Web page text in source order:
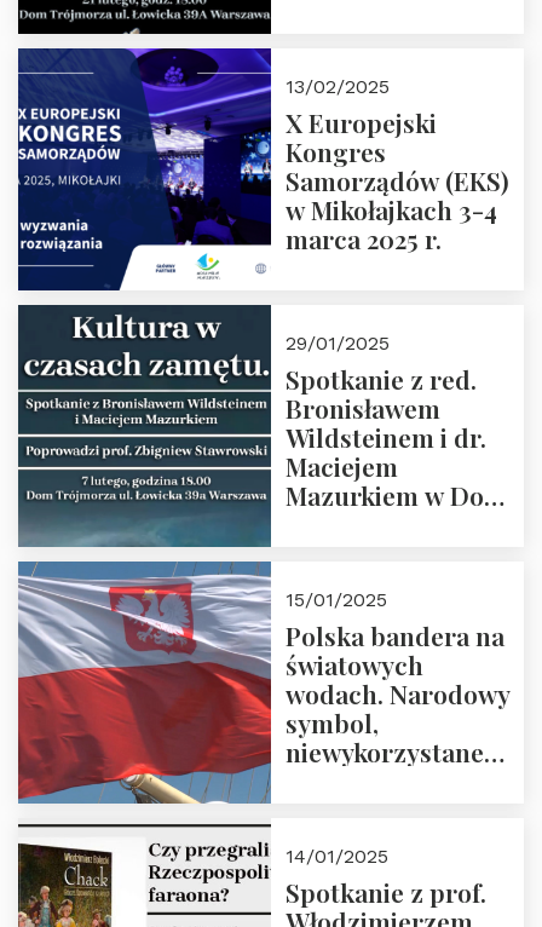
Zapraszamy
13/02/2025
X Europejski
Kongres
Samorządów (EKS)
w Mikołajkach 3-4
marca 2025 r.
29/01/2025
Spotkanie z red.
Bronisławem
Wildsteinem i dr.
Maciejem
Mazurkiem w Domu
Prowadzi prof.
Zbigniew
Stawrowski
15/01/2025
Polska bandera na
światowych
wodach. Narodowy
symbol,
niewykorzystane
14/01/2025
Spotkanie z prof.